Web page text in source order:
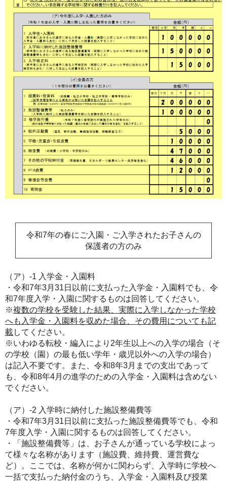
令和7年の春にご入園・ご入学されたお子さんの
保護者の方のみ
（ア）-1 入学金・入園料
・令和7年3月31日以前に支払った入学金・入園料でも、令
和7年度入学・入園に関するものは回答してください。
※複数の学校を受験した結果、実際に入学しなかった学校
へも入学金・入園料を収めた場合、その費用についても記
載してください。
※いわゆる転校・編入により2年生以上への入学の場合（そ
の学校（園）の最も低い学年・歳児以外への入学の場合）
は記入不要です。また、令和8年3月までの支出であって
も、令和8年4月の進学のための入学金・入園料は含めない
でください。
（ア）-2 入学時に納付した施設整備費等
・令和7年3月31日以前に支払った施設整備費等でも、令和
7年度入学・入園に関するものは回答してください。
・「施設整備費等」は、お子さんが通っている学校によっ
て様々な名称があります（施設費、維持費、運営費な
ど）。ここでは、名称が何かに関わらず、入学時に学校へ
一括で支払った納付金のうち、入学金・入園料及び授業